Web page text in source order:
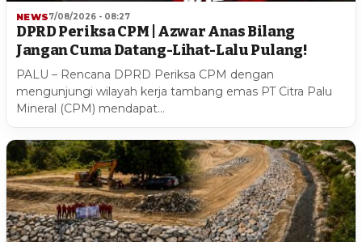
NEWS7/08/2026 - 08:27
DPRD Periksa CPM | Azwar Anas Bilang
Jangan Cuma Datang-Lihat-Lalu Pulang!
PALU – Rencana DPRD Periksa CPM dengan
mengunjungi wilayah kerja tambang emas PT Citra Palu
Mineral (CPM) mendapat…